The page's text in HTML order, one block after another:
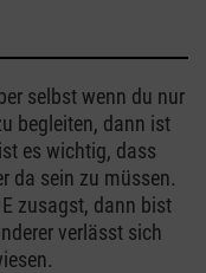
selbst wenn du nur
begleiten, dann ist
es wichtig, dass
da sein zu müssen.
zusagst, dann bist
verlässt sich